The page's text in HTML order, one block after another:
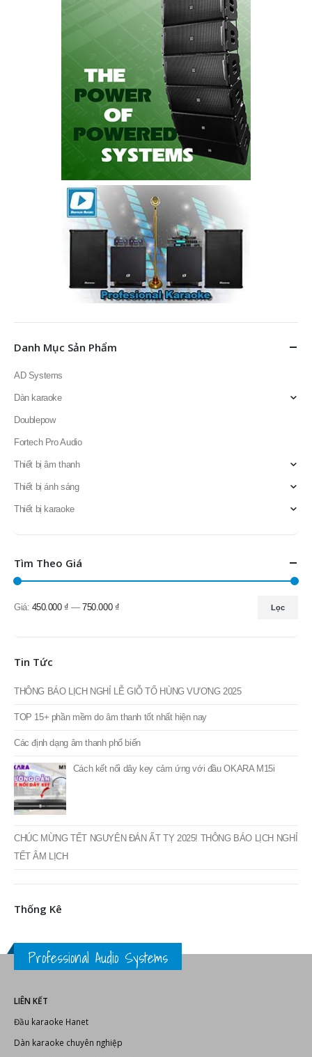
Danh Mục Sản Phẩm
AD Systems
Dàn karaoke
Doublepow
Fortech Pro Audio
Thiết bị âm thanh
Thiết bị ánh sáng
Thiết bị karaoke
Tìm Theo Giá
Lọc
Giá: 450.000 ₫ —750.000 ₫
Tin Tức
THÔNG BÁO LỊCH NGHỈ LỄ GIỖ TỔ HÙNG VƯƠNG 2025
TOP 15+ phần mềm do âm thanh tốt nhất hiện nay
Các định dạng âm thanh phổ biến
Cách kết nối dây key cảm ứng với đầu OKARA M15i
CHÚC MỪNG TẾT NGUYÊN ĐÁN ẤT TỴ 2025! THÔNG BÁO LỊCH NGHỈ
TẾT ÂM LỊCH
Thống Kê
Professional Audio Systems
LIÊN KẾT
Đầu karaoke Hanet
Dàn karaoke chuyên nghiệp